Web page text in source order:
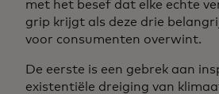
met het besef dat elke echte
grip krijgt als deze drie
voor consumenten overwint.
De eerste is een gebrek aan
existentiële dreiging van